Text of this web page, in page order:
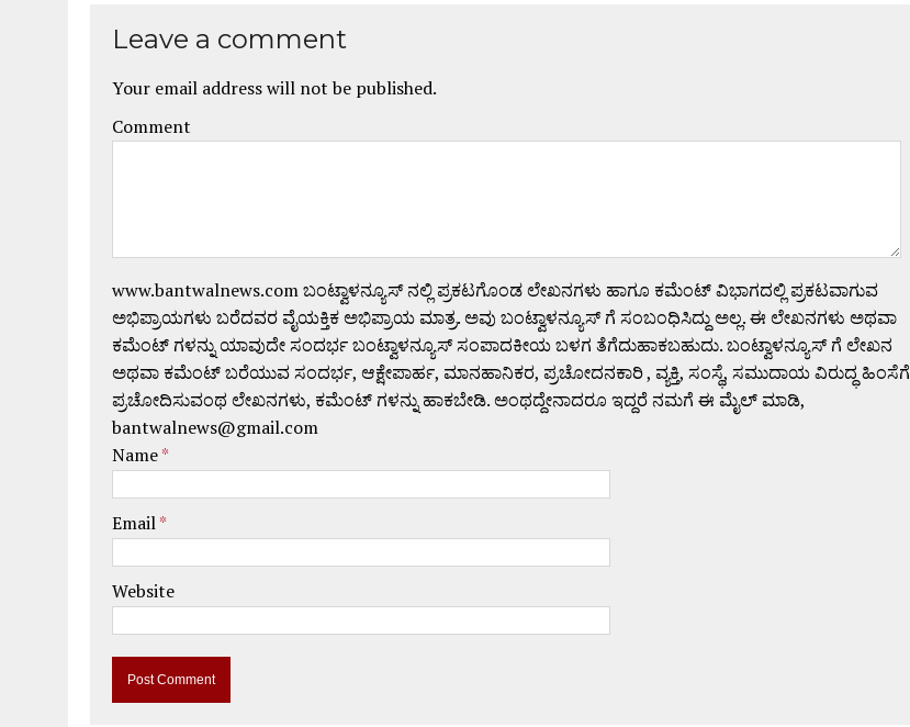
Leave a comment
Your email address will not be published.
Comment
www.bantwalnews.com ಬಂಟ್ವಾಳನ್ಯೂಸ್ ನಲ್ಲಿ ಪ್ರಕಟಗೊಂಡ ಲೇಖನಗಳು ಹಾಗೂ ಕಮೆಂಟ್ ವಿಭಾಗದಲ್ಲಿ ಪ್ರಕಟವಾಗುವ
ಅಭಿಪ್ರಾಯಗಳು ಬರೆದವರ ವೈಯಕ್ತಿಕ ಅಭಿಪ್ರಾಯ ಮಾತ್ರ. ಅವು ಬಂಟ್ವಾಳನ್ಯೂಸ್ ಗೆ ಸಂಬಂಧಿಸಿದ್ದು ಅಲ್ಲ. ಈ ಲೇಖನಗಳು ಅಥವಾ
ಕಮೆಂಟ್ ಗಳನ್ನು ಯಾವುದೇ ಸಂದರ್ಭ ಬಂಟ್ವಾಳನ್ಯೂಸ್ ಸಂಪಾದಕೀಯ ಬಳಗ ತೆಗೆದುಹಾಕಬಹುದು. ಬಂಟ್ವಾಳನ್ಯೂಸ್ ಗೆ ಲೇಖನ
ಅಥವಾ ಕಮೆಂಟ್ ಬರೆಯುವ ಸಂದರ್ಭ, ಆಕ್ಷೇಪಾರ್ಹ, ಮಾನಹಾನಿಕರ, ಪ್ರಚೋದನಕಾರಿ , ವ್ಯಕ್ತಿ, ಸಂಸ್ಥೆ, ಸಮುದಾಯ ವಿರುದ್ಧ ಹಿಂಸೆಗೆ
ಪ್ರಚೋದಿಸುವಂಥ ಲೇಖನಗಳು, ಕಮೆಂಟ್ ಗಳನ್ನು ಹಾಕಬೇಡಿ. ಅಂಥದ್ದೇನಾದರೂ ಇದ್ದರೆ ನಮಗೆ ಈ ಮೈಲ್ ಮಾಡಿ,
bantwalnews@gmail.com
Name*
Email*
Website